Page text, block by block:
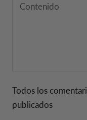
Todos los
publicados